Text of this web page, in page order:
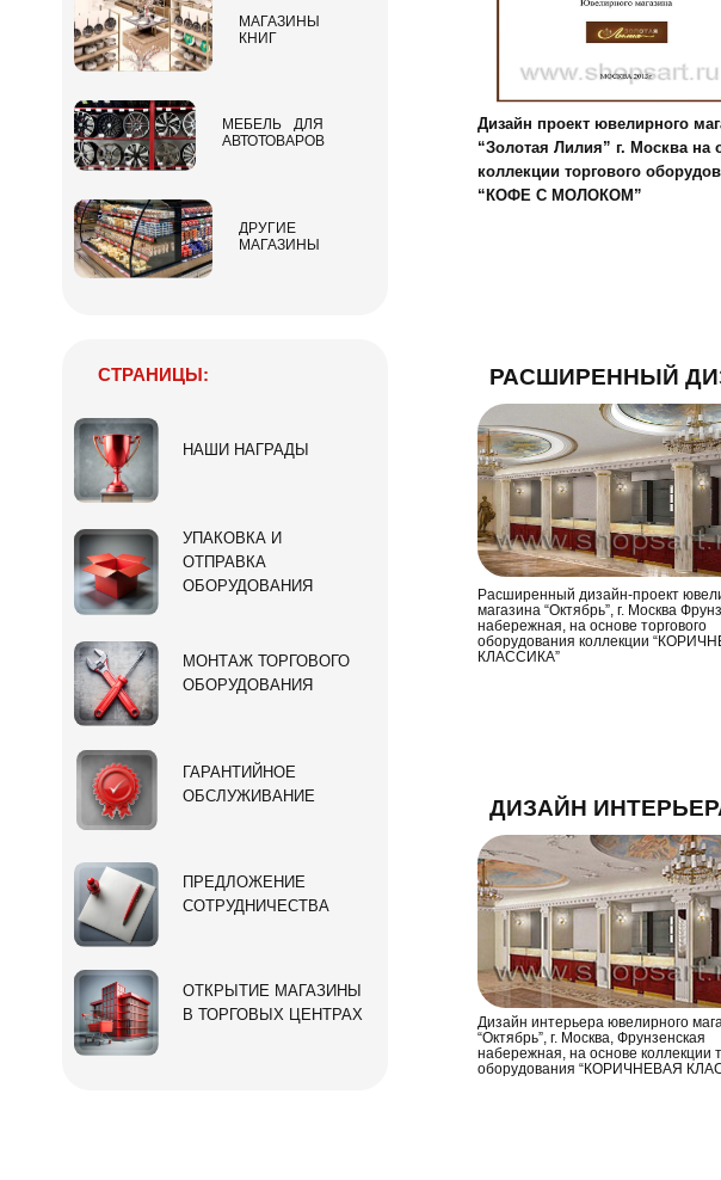
Дизайн проект ювелирного
“Золотая Лилия” г. Москва на
коллекции торгового
“КОФЕ С МОЛОКОМ”
РАСШИРЕННЫЙ
Расширенный дизайн-проект
магазина “Октябрь”, г. Москва
набережная, на основе торгового
оборудования коллекции
КЛАССИКА”
ДИЗАЙН
Дизайн интерьера ювелирного
“Октябрь”, г. Москва, Фрунзенская
набережная, на основе коллекции
оборудования “КОРИЧНЕВАЯ
МАГАЗИНЫ
КНИГ
МЕБЕЛЬ ДЛЯ
АВТОТОВАРОВ
ДРУГИЕ
МАГАЗИНЫ
СТРАНИЦЫ:
НАШИ НАГРАДЫ
УПАКОВКА И
ОТПРАВКА
ОБОРУДОВАНИЯ
МОНТАЖ ТОРГОВОГО
ОБОРУДОВАНИЯ
ГАРАНТИЙНОЕ
ОБСЛУЖИВАНИЕ
ПРЕДЛОЖЕНИЕ
СОТРУДНИЧЕСТВА
ОТКРЫТИЕ МАГАЗИНЫ
В ТОРГОВЫХ ЦЕНТРАХ